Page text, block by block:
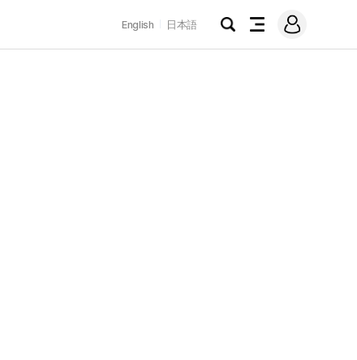
English 日本語
검
전
메
그